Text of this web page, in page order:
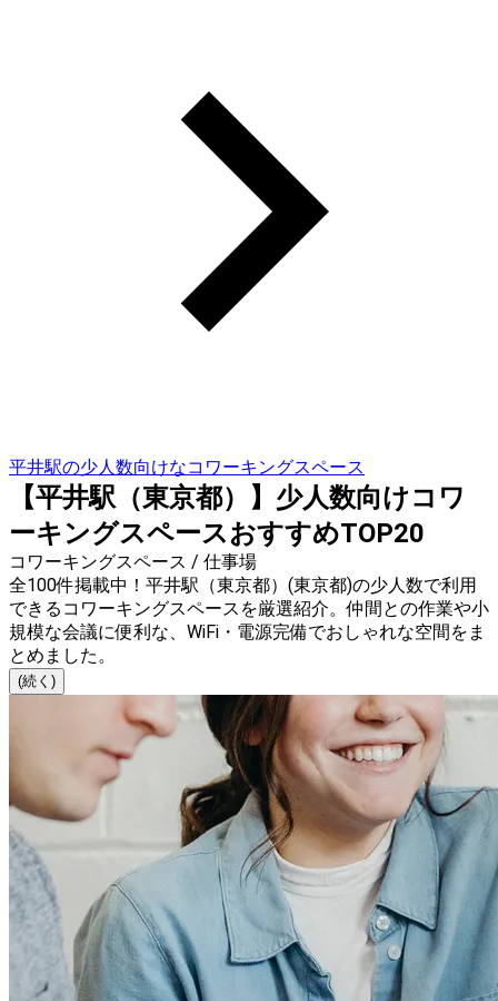
平井駅の少人数向けなコワーキングスペース
【平井駅（東京都）】少人数向けコワ
ーキングスペースおすすめTOP20
コワーキングスペース / 仕事場
全100件掲載中！平井駅（東京都）(東京都)の少人数で利用
できるコワーキングスペースを厳選紹介。仲間との作業や小
規模な会議に便利な、WiFi・電源完備でおしゃれな空間をま
とめました。
(続く)